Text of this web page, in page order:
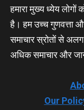
हमारा मुख्य ध्येय
है। हम उच्च गुणवत्ता
समाचार स्रोतों से
अधिक समाचार और
Our